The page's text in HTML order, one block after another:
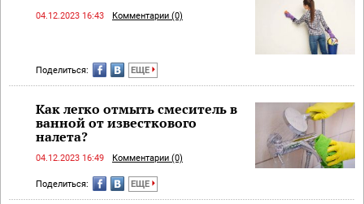
04.12.2023 16:43 Комментарии (0)
Поделиться: ЕЩЕ
Как легко отмыть смеситель в
ванной от известкового
налета?
04.12.2023 16:49 Комментарии (0)
Поделиться: ЕЩЕ